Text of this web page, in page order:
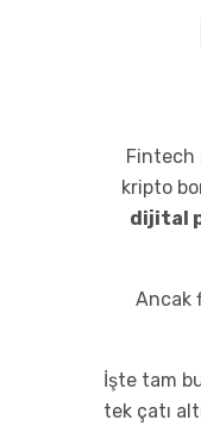
Fintech
kripto
dijital
Ancak
İşte tam
tek çatı